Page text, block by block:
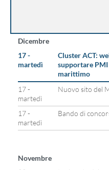
Dicembre
17 -
martedì
Cluster ACT:
supportare
marittimo
17 -
martedì
Nuovo sito del
17 -
martedì
Bando di
Novembre